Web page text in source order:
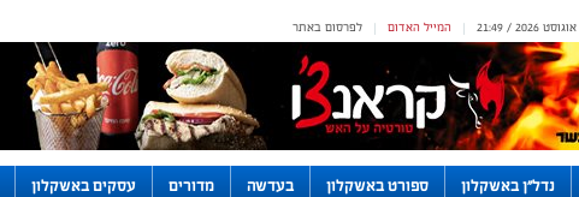
לפרסום באתר | המייל האדום |
נדל"ן באשקלון ספורט באשקלון בעדשה מדורים עסקים באשקלון